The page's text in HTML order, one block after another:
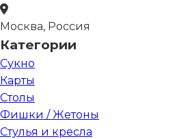
Москва, Россия
Категории
Сукно
Карты
Столы
Фишки / Жетоны
Стулья и кресла